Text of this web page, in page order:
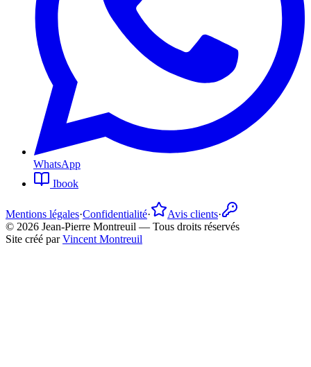
WhatsApp
Ibook
Mentions légales·Confidentialité· Avis clients·
© 2026 Jean-Pierre Montreuil — Tous droits réservés
Site créé par Vincent Montreuil